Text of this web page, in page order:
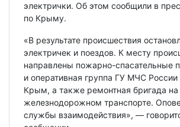
электрички. Об этом сообщили в
по Крыму.
«В результате происшествия
электричек и поездов. К месту
направлены пожарно-спасательные
и оперативная группа ГУ МЧС России
Крым, а также ремонтная бригада на
железнодорожном транспорте.
службы взаимодействия», —